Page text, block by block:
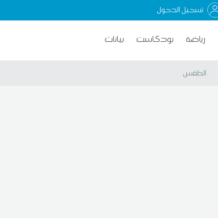
تسجيل الدخول
رياضة بودكاست بيانات
الطقس